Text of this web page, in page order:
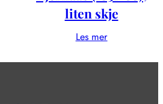
liten skje
Les mer